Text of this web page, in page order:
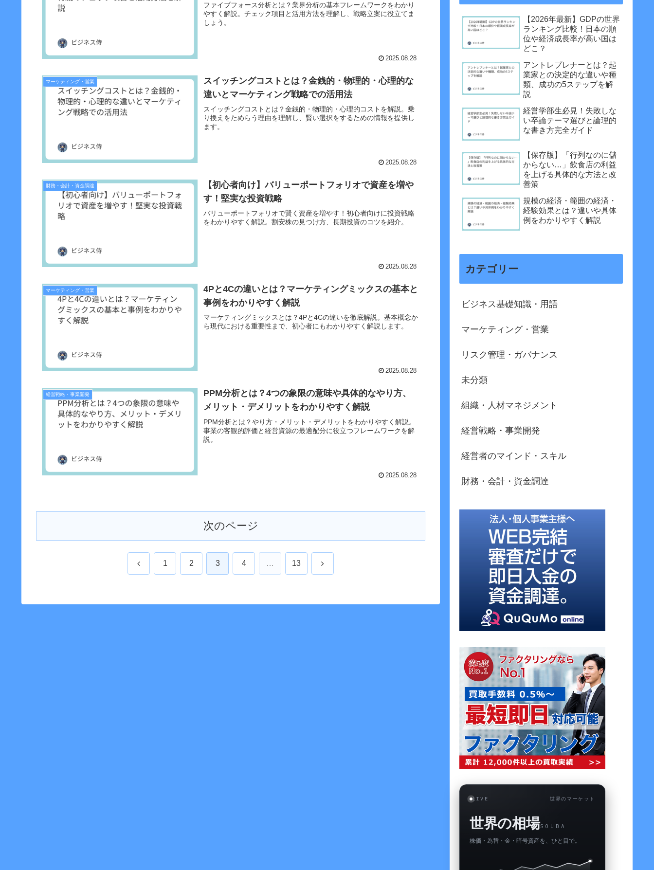
ファイブフォース分析とは？業界分析の基本フレームワークをわかり
やすく解説。チェック項目と活用方法を理解し、戦略立案に役立てま
しょう。
2025.08.28
マーケティング・営業
スイッチングコストとは？金銭的・物理的・心理的な
違いとマーケティング戦略での活用法
スイッチングコストとは？金銭的・物理的・心理的コストを解説。乗
り換えをためらう理由を理解し、賢い選択をするための情報を提供し
ます。
2025.08.28
財務・会計・資金調達
【初心者向け】バリューポートフォリオで資産を増や
す！堅実な投資戦略
バリューポートフォリオで賢く資産を増やす！初心者向けに投資戦略
をわかりやすく解説。割安株の見つけ方、長期投資のコツを紹介。
2025.08.28
マーケティング・営業
4Pと4Cの違いとは？マーケティングミックスの基本と
事例をわかりやすく解説
マーケティングミックスとは？4Pと4Cの違いを徹底解説。基本概念か
ら現代における重要性まで、初心者にもわかりやすく解説します。
2025.08.28
経営戦略・事業開発
PPM分析とは？4つの象限の意味や具体的なやり方、
メリット・デメリットをわかりやすく解説
PPM分析とは？やり方・メリット・デメリットをわかりやすく解説。
事業の客観的評価と経営資源の最適配分に役立つフレームワークを解
説。
2025.08.28
次のページ
前 1 2 3 4 … 13 次
【2026年最新】GDPの世界
ランキング比較！日本の順
位や経済成長率が高い国は
どこ？
アントレプレナーとは？起
業家との決定的な違いや種
類、成功の5ステップを解
説
経営学部生必見！失敗しな
い卒論テーマ選びと論理的
な書き方完全ガイド
【保存版】「行列なのに儲
からない…」飲食店の利益
を上げる具体的な方法と改
善策
規模の経済・範囲の経済・
経験効果とは？違いや具体
例をわかりやすく解説
カテゴリー
ビジネス基礎知識・用語
マーケティング・営業
リスク管理・ガバナンス
未分類
組織・人材マネジメント
経営戦略・事業開発
経営者のマインド・スキル
財務・会計・資金調達
LIVE 世界のマーケット
世界の相場SOUBA
株価・為替・金・暗号資産を、ひと目で。